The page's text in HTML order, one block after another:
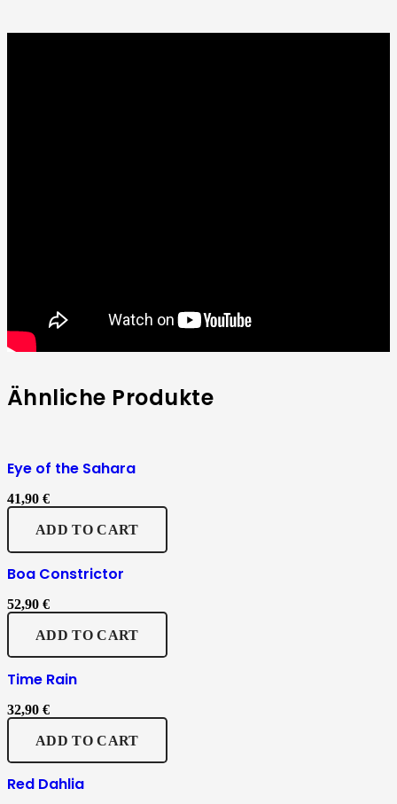
Ähnliche Produkte
Eye of the Sahara
41,90 €
ADD TO CART
Boa Constrictor
52,90 €
ADD TO CART
Time Rain
32,90 €
ADD TO CART
Red Dahlia